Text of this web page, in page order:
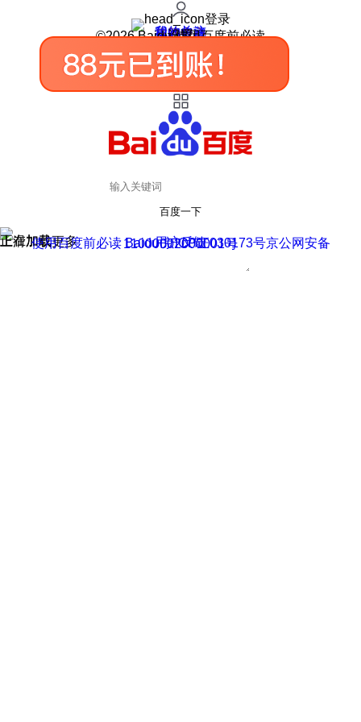
登录
我的关注
我的收藏
皮肤中心
用户反馈
设置
©2026 Baidu 使用百度前必读
百度一下
正在加载
上滑加载更多 用户反馈
使用百度前必读 Baidu 京ICP证030173号
京公网安备11000002000001号